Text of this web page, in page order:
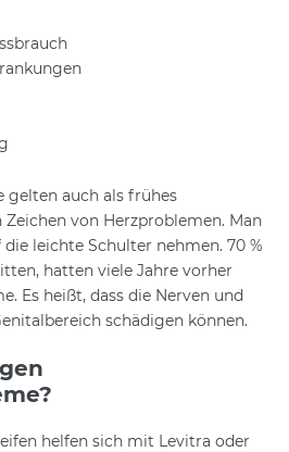
gelten auch als frühes
von Herzproblemen. Man
leichte Schulter nehmen. 70 %
hatten viele Jahre vorher
Es heißt, dass die Nerven und
schädigen können.
helfen sich mit Levitra oder